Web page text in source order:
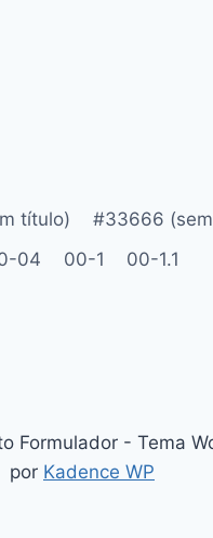
título)
#33666
04
00-1 00-1.1
Formulador - Tema
por Kadence WP